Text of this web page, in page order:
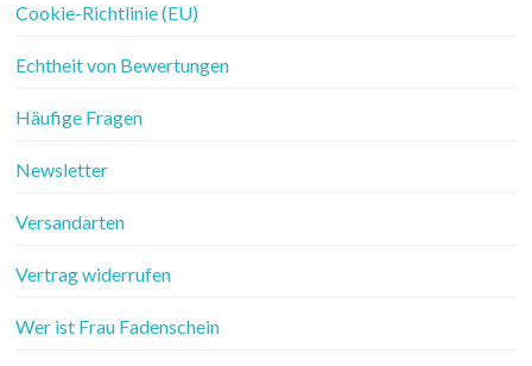
Cookie-Richtlinie (EU)
Echtheit von Bewertungen
Häufige Fragen
Newsletter
Versandarten
Vertrag widerrufen
Wer ist Frau Fadenschein